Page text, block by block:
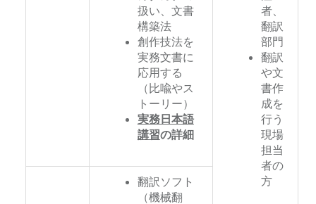
者、
翻訳
部門
翻訳
や文
書作
成を
行う
現場
担当
者の
方
扱い、文書
構築法
創作技法を
実務文書に
応用する
（比喩やス
トーリー）
実務日本語
講習の詳細
翻訳ソフト
（機械翻